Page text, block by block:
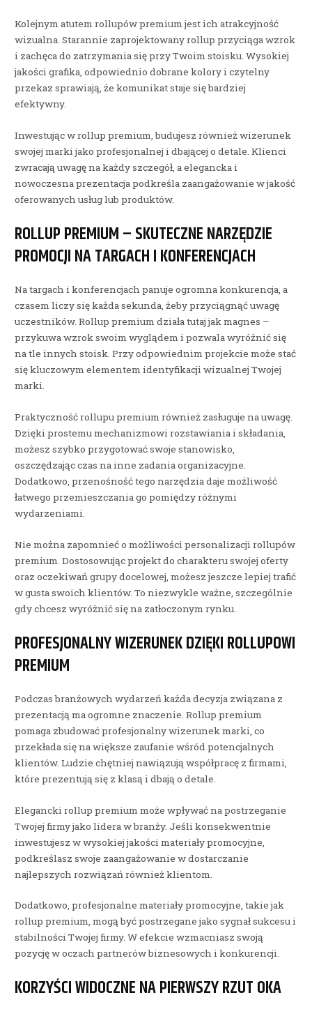
Kolejnym atutem rollupów premium jest ich atrakcyjność
wizualna. Starannie zaprojektowany rollup przyciąga wzrok
i zachęca do zatrzymania się przy Twoim stoisku. Wysokiej
jakości grafika, odpowiednio dobrane kolory i czytelny
przekaz sprawiają, że komunikat staje się bardziej
efektywny.
Inwestując w rollup premium, budujesz również wizerunek
swojej marki jako profesjonalnej i dbającej o detale. Klienci
zwracają uwagę na każdy szczegół, a elegancka i
nowoczesna prezentacja podkreśla zaangażowanie w jakość
oferowanych usług lub produktów.
ROLLUP PREMIUM – SKUTECZNE NARZĘDZIE
PROMOCJI NA TARGACH I KONFERENCJACH
Na targach i konferencjach panuje ogromna konkurencja, a
czasem liczy się każda sekunda, żeby przyciągnąć uwagę
uczestników. Rollup premium działa tutaj jak magnes –
przykuwa wzrok swoim wyglądem i pozwala wyróżnić się
na tle innych stoisk. Przy odpowiednim projekcie może stać
się kluczowym elementem identyfikacji wizualnej Twojej
marki.
Praktyczność rollupu premium również zasługuje na uwagę.
Dzięki prostemu mechanizmowi rozstawiania i składania,
możesz szybko przygotować swoje stanowisko,
oszczędzając czas na inne zadania organizacyjne.
Dodatkowo, przenośność tego narzędzia daje możliwość
łatwego przemieszczania go pomiędzy różnymi
wydarzeniami.
Nie można zapomnieć o możliwości personalizacji rollupów
premium. Dostosowując projekt do charakteru swojej oferty
oraz oczekiwań grupy docelowej, możesz jeszcze lepiej trafić
w gusta swoich klientów. To niezwykle ważne, szczególnie
gdy chcesz wyróżnić się na zatłoczonym rynku.
PROFESJONALNY WIZERUNEK DZIĘKI ROLLUPOWI
PREMIUM
Podczas branżowych wydarzeń każda decyzja związana z
prezentacją ma ogromne znaczenie. Rollup premium
pomaga zbudować profesjonalny wizerunek marki, co
przekłada się na większe zaufanie wśród potencjalnych
klientów. Ludzie chętniej nawiązują współpracę z firmami,
które prezentują się z klasą i dbają o detale.
Elegancki rollup premium może wpływać na postrzeganie
Twojej firmy jako lidera w branży. Jeśli konsekwentnie
inwestujesz w wysokiej jakości materiały promocyjne,
podkreślasz swoje zaangażowanie w dostarczanie
najlepszych rozwiązań również klientom.
Dodatkowo, profesjonalne materiały promocyjne, takie jak
rollup premium, mogą być postrzegane jako sygnał sukcesu i
stabilności Twojej firmy. W efekcie wzmacniasz swoją
pozycję w oczach partnerów biznesowych i konkurencji.
KORZYŚCI WIDOCZNE NA PIERWSZY RZUT OKA